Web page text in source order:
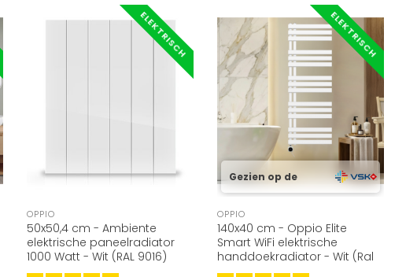
ELEKTRISCH
OPPIO
50x50,4 cm - Ambiente
elektrische paneelradiator
1000 Watt - Wit (RAL 9016)
ELEKTRISCH
Gezien op de
OPPIO
140x40 cm - Oppio Elite
Smart WiFi elektrische
handdoekradiator - Wit (Ral
9016)